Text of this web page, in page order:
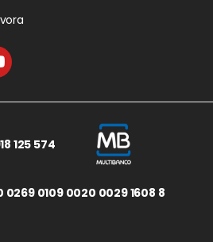
125 574
0269 0109 0020 0029 1608 8